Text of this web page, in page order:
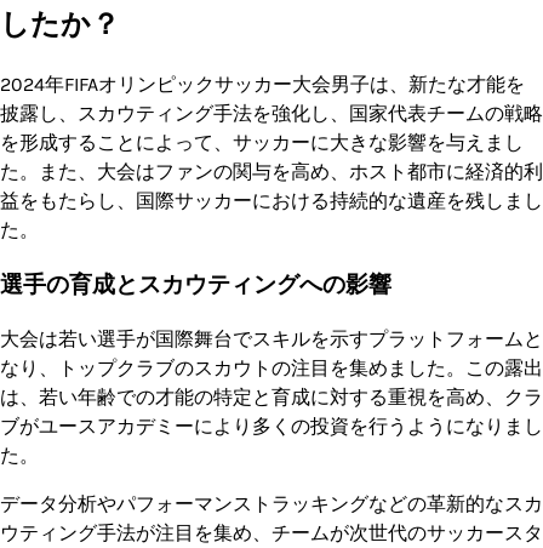
したか？
2024年FIFAオリンピックサッカー大会男子は、新たな才能を
披露し、スカウティング手法を強化し、国家代表チームの戦略
を形成することによって、サッカーに大きな影響を与えまし
た。また、大会はファンの関与を高め、ホスト都市に経済的利
益をもたらし、国際サッカーにおける持続的な遺産を残しまし
た。
選手の育成とスカウティングへの影響
大会は若い選手が国際舞台でスキルを示すプラットフォームと
なり、トップクラブのスカウトの注目を集めました。この露出
は、若い年齢での才能の特定と育成に対する重視を高め、クラ
ブがユースアカデミーにより多くの投資を行うようになりまし
た。
データ分析やパフォーマンストラッキングなどの革新的なスカ
ウティング手法が注目を集め、チームが次世代のサッカースタ